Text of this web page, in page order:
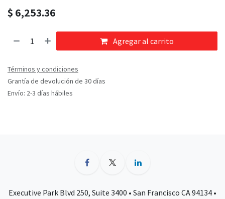
$ 6,253.36
Agregar al carrito
Términos y condiciones
Grantía de devolución de 30 días
Envío: 2-3 días hábiles
Executive Park Blvd 250, Suite 3400 • San Francisco CA 94134 •